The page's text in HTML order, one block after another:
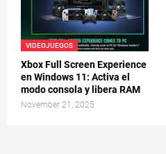
VIDEOJUEGOS
Xbox Full Screen Experience
en Windows 11: Activa el
modo consola y libera RAM
November 21, 2025